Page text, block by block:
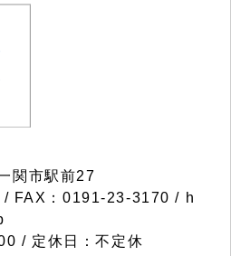
関市駅前27
FAX：0191-23-3170 / h
/ 定休日：不定休